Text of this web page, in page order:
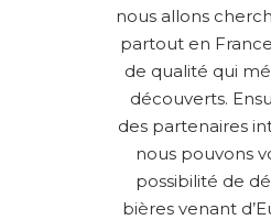
nous allons
partout en
de qualité qui
découverts.
des partenaires
nous pouvons
possibilité de
bières venant